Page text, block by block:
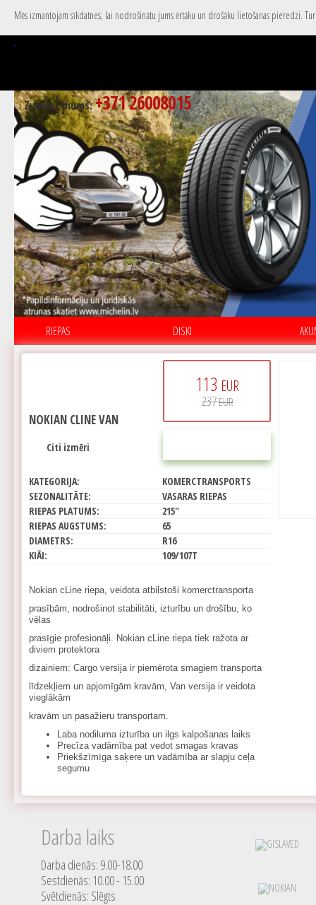
Mēs izmantojam sīkdatnes, lai nodrošinātu jums ērtāku un drošāku lietošanas pieredzi.
Zvaniet mums:+371 26008015
RIEPAS DISKI
113 EUR
237EUR
NOKIAN CLINE VAN
Citi izmēri
KATEGORIJA:
KOMERCTRANSPORTS
SEZONALITĀTE:
VASARAS RIEPAS
RIEPAS PLATUMS:
215"
RIEPAS AUGSTUMS:
65
DIAMETRS:
R16
KIĀI:
109/107T
Nokian cLine riepa, veidota atbilstoši komerctransporta
prasībām, nodrošinot stabilitāti, izturību un drošību, ko
vēlas
prasīgie profesionāļi. Nokian cLine riepa tiek ražota ar
diviem protektora
dizainiem: Cargo versija ir piemērota smagiem transporta
līdzekļiem un apjomīgām kravām, Van versija ir veidota
vieglākām
kravām un pasažieru transportam.
Laba nodiluma izturība un ilgs kalpošanas laiks
Precīza vadāmība pat vedot smagas kravas
Priekšzīmīga saķere un vadāmība ar slapju ceļa
segumu
Darba laiks
Darba dienās: 9.00-18.00
Sestdienās: 10.00 - 15.00
Svētdienās: Slēgts